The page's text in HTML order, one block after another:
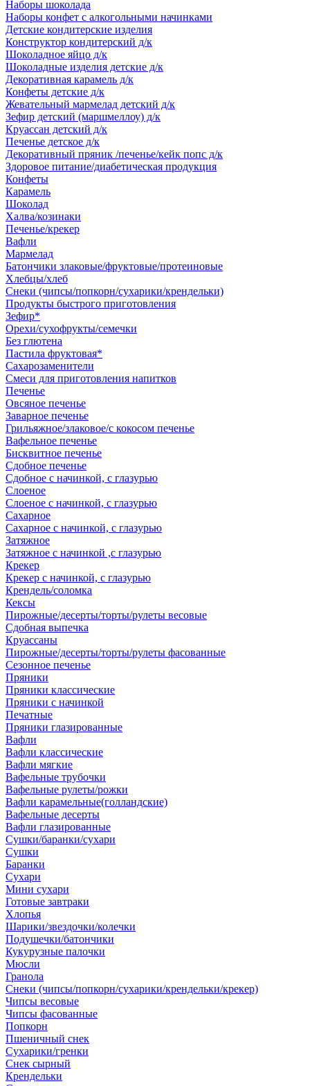
Наборы шоколада
Наборы конфет с алкогольными начинками
Детские кондитерские изделия
Конструктор кондитерский д/к
Шоколадное яйцо д/к
Шоколадные изделия детские д/к
Декоративная карамель д/к
Конфеты детские д/к
Жевательный мармелад детский д/к
Зефир детский (маршмеллоу) д/к
Круассан детский д/к
Печенье детское д/к
Декоративный пряник /печенье/кейк попс д/к
Здоровое питание/диабетическая продукция
Конфеты
Карамель
Шоколад
Халва/козинаки
Печенье/крекер
Вафли
Мармелад
Батончики злаковые/фруктовые/протеиновые
Хлебцы/хлеб
Снеки (чипсы/попкорн/сухарики/крендельки)
Продукты быстрого приготовления
Зефир*
Орехи/сухофрукты/семечки
Без глютена
Пастила фруктовая*
Сахарозаменители
Смеси для приготовления напитков
Печенье
Овсяное печенье
Заварное печенье
Грильяжное/злаковое/с кокосом печенье
Вафельное печенье
Бисквитное печенье
Сдобное печенье
Сдобное с начинкой, с глазурью
Слоеное
Слоеное с начинкой, с глазурью
Сахарное
Сахарное с начинкой, с глазурью
Затяжное
Затяжное с начинкой ,с глазурью
Крекер
Крекер с начинкой, с глазурью
Крендель/соломка
Кексы
Пирожные/десерты/торты/рулеты весовые
Сдобная выпечка
Круассаны
Пирожные/десерты/торты/рулеты фасованные
Сезонное печенье
Пряники
Пряники классические
Пряники с начинкой
Печатные
Пряники глазированные
Вафли
Вафли классические
Вафли мягкие
Вафельные трубочки
Вафельные рулеты/рожки
Вафли карамельные(голландские)
Вафельные десерты
Вафли глазированные
Сушки/баранки/сухари
Сушки
Баранки
Сухари
Мини сухари
Готовые завтраки
Хлопья
Шарики/звездочки/колечки
Подушечки/батончики
Кукурузные палочки
Мюсли
Гранола
Снеки (чипсы/попкорн/сухарики/крендельки/крекер)
Чипсы весовые
Чипсы фасованные
Попкорн
Пшеничный снек
Сухарики/гренки
Снек сырный
Крендельки